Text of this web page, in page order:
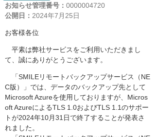
お知らせ管理番号： 0000004720
公開日： 2024年7月25日
お客様各位
平素は弊社サービスをご利用いただきまし
て、誠にありがとうございます。
「SMILEリモートバックアップサービス（NE
C版）」では、データのバックアップ先として
Microsoft Azureを使用しておりますが、Micros
oft AzureによるTLS 1.0およびTLS 1.1のサポー
トが2024年10月31日で終了することが発表さ
れました。